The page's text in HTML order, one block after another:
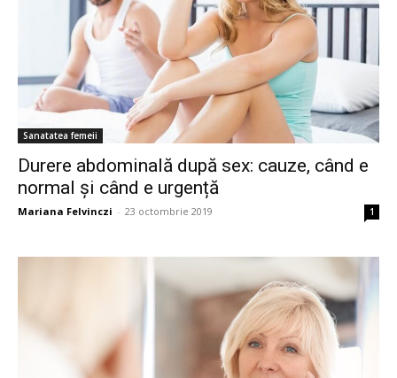
Sanatatea femeii
Durere abdominală după sex: cauze, când e
normal și când e urgență
Mariana Felvinczi - 23 octombrie 2019 1